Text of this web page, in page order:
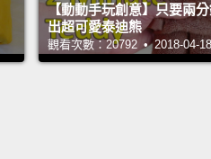
【動動手玩創意】只要兩
出超可愛泰迪熊
觀看次數：20792 • 2018-04-18